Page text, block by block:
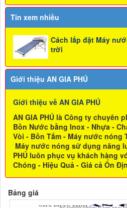
Tin xem nhiều
Cách lắp đặt Máy
trời
Giới thiệu AN GIA PHÚ
Giới thiệu về AN GIA PHÚ
AN GIA PHÚ là Công ty chuyên
Bồn Nước bằng Inox - Nhựa -
Vòi - Bồn Tắm - Máy nước nóng
Máy nước nóng sử dụng năng
PHÚ luôn phục vụ khách hàng
Chóng - Hiệu Quả - Giá cả Ổn
Bảng giá